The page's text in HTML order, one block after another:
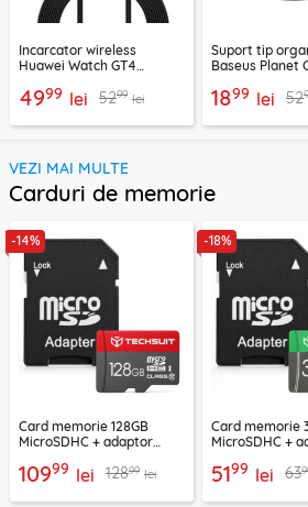
Incarcator wireless
Huawei Watch GT4
cablu Techsuit THC2
4999 lei 5299 lei
Suport tip
Baseus Planet
1899 lei 52
VEZI MAI MULTE
Carduri de memorie
-14%
Card memorie 128GB
MicroSDHC + adaptor
10999 lei 12899 lei
-18%
Card memorie
MicroSDHC +
5199 lei 63